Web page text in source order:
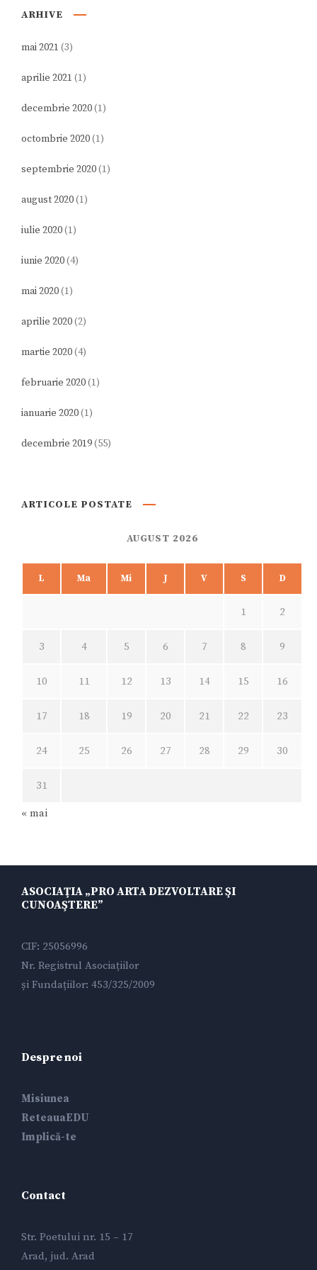
ARHIVE
mai 2021 (3)
aprilie 2021 (1)
decembrie 2020(1)
octombrie 2020(1)
septembrie 2020(1)
august 2020(1)
iulie 2020(1)
iunie 2020(4)
mai 2020(1)
aprilie 2020(2)
martie 2020(4)
februarie 2020(1)
ianuarie 2020(1)
decembrie 2019(55)
ARTICOLE POSTATE
AUGUST 2026
L Ma Mi J V S D
1 2
3 4 5 6 7 8 9
10 11 12 13 14 15 16
17 18 19 20 21 22 23
24 25 26 27 28 29 30
31
« mai
ASOCIAŢIA „PRO ARTA DEZVOLTARE ŞI
CUNOAŞTERE”
CIF: 25056996
Nr. Registrul Asociațiilor
și Fundațiilor: 453/325/2009
Despre noi
Misiunea
ReteauaEDU
Implică-te
Contact
Str. Poetului nr. 15 – 17
Arad, jud. Arad